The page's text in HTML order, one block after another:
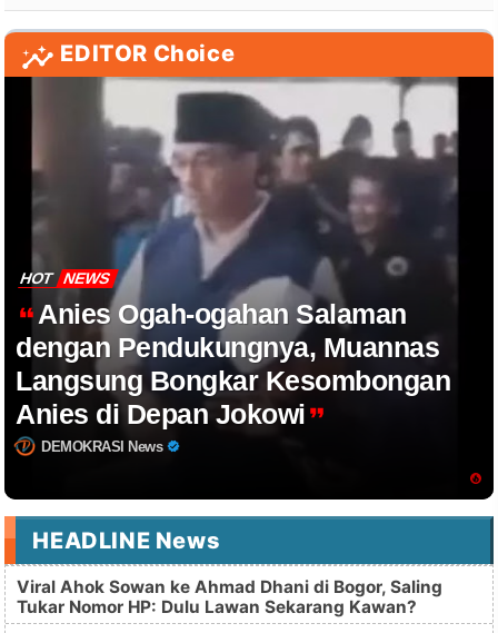
EDITOR Choice
HOT NEWS
Anies Ogah-ogahan Salaman
dengan Pendukungnya, Muannas
Langsung Bongkar Kesombongan
Anies di Depan Jokowi
DEMOKRASI News
HEADLINE News
Viral Ahok Sowan ke Ahmad Dhani di Bogor, Saling
Tukar Nomor HP: Dulu Lawan Sekarang Kawan?